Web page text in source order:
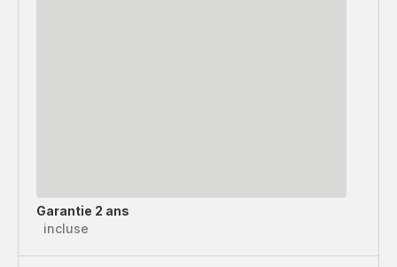
Garantie 2 ans
incluse